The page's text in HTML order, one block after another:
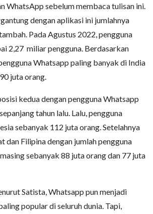
WhatsApp sebelum membaca tulisan ini.
dengan aplikasi ini jumlahnya
Pada Agustus 2022, pengguna
2,27 miliar pengguna. Berdasarkan
Whatsapp paling banyak di India
juta orang.
kedua dengan pengguna Whatsapp
tahun lalu. Lalu, pengguna
sebanyak 112 juta orang. Setelahnya
dan Filipina dengan jumlah pengguna
sebanyak 88 juta orang dan 77 juta
Satista, Whatsapp pun menjadi
popular di seluruh dunia. Tapi,